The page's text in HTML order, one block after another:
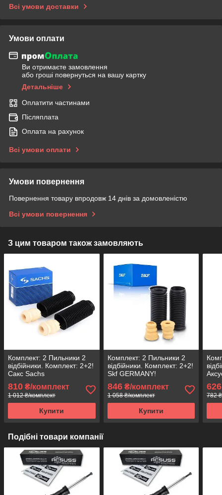
Всі умови доставки
Умови оплати
Ви отримаєте замовлення
або гроші повернуться на вашу картку
Детальніше
Оплатити частинами
Післяплата
Оплата на рахунок
Всі умови оплати
Умови повернення
Повернення товару впродовж 14 днів за домовленістю
Всі умови повернення
З цим товаром також замовляють
Комплект: 2 Пильники 2
відбійники. Комплект: 2+2!
Сакс Sachs
810 ₴/комплект
1 012 ₴/комплект
Купити
Комплект: 2 Пильники 2
відбійники. Комплект: 2+2!
Skf GERMANY!
846₴/комплект
1 058 ₴/комплект
Купити
626
782
Подібні товари компанії